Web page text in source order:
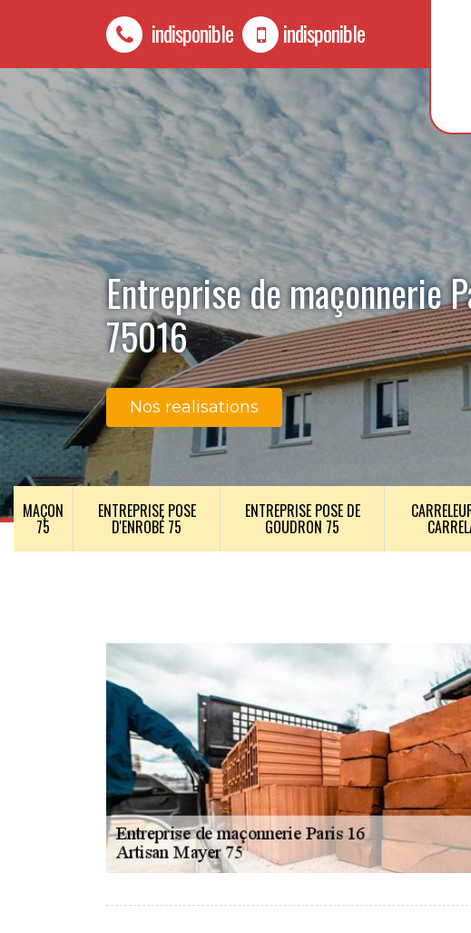
indisponible indisponible
Entreprise de maçonnerie
75016
Nos realisations
MAÇON
75
ENTREPRISE POSE
D'ENROBÉ 75
ENTREPRISE POSE DE
GOUDRON 75